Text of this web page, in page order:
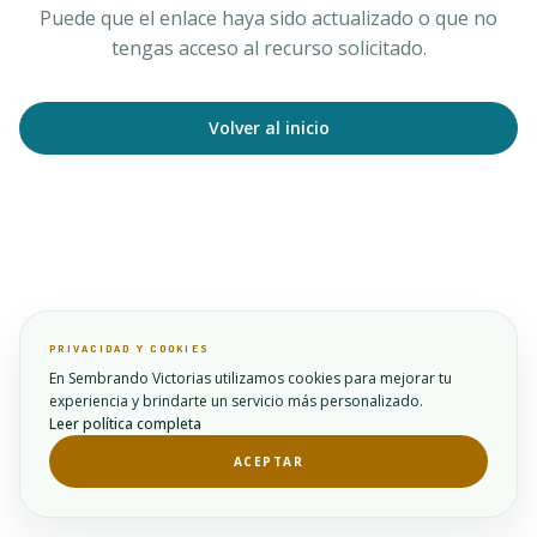
Puede que el enlace haya sido actualizado o que no
tengas acceso al recurso solicitado.
Volver al inicio
PRIVACIDAD Y COOKIES
En Sembrando Victorias utilizamos cookies para mejorar tu
experiencia y brindarte un servicio más personalizado.
Leer política completa
ACEPTAR